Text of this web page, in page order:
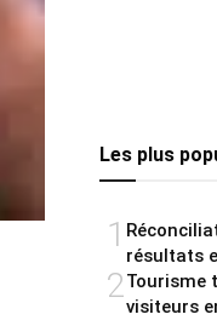
Les plus
1
résultats
2Tourisme
visiteurs